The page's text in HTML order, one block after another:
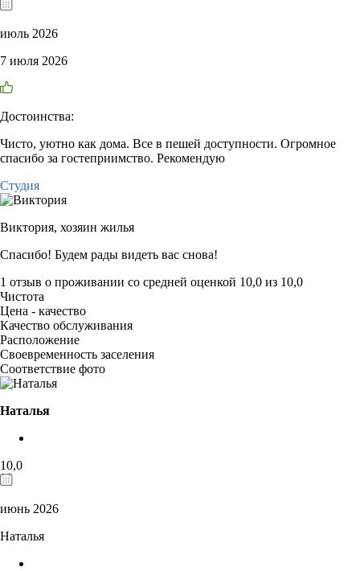
июль 2026
7 июля 2026
Достоинства:
Чисто, уютно как дома. Все в пешей доступности. Огромное
спасибо за гостеприимство. Рекомендую
Студия
Виктория, хозяин жилья
Спасибо! Будем рады видеть вас снова!
1 отзыв о проживании со средней оценкой 10,0 из 10,0
Чистота
Цена - качество
Качество обслуживания
Расположение
Своевременность заселения
Соответствие фото
Наталья
10,0
июнь 2026
Наталья